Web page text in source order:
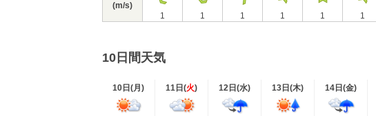
(m/s)
1 1 1 1 1 1
10日間天気
10日(月 ) 11日(火) 12日(水) 13日(木) 14日(金)